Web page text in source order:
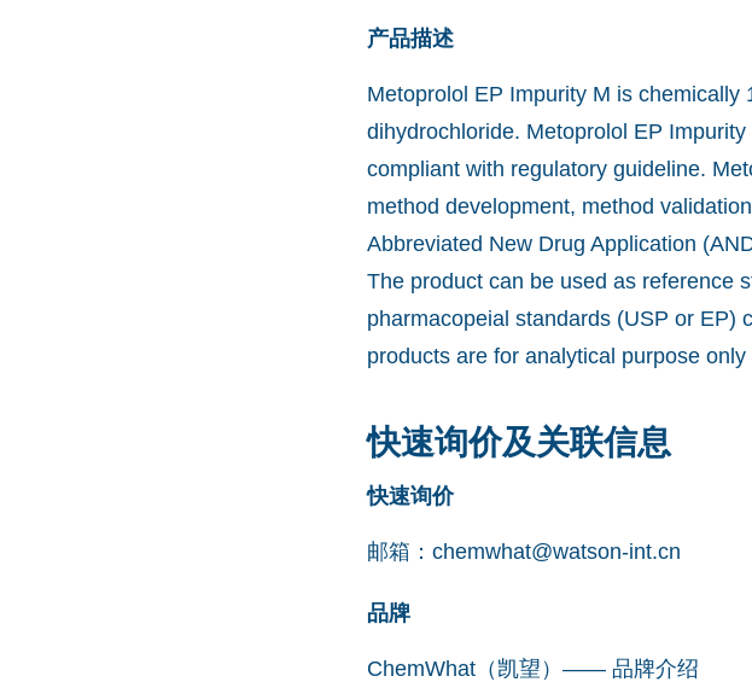
产品描述
Metoprolol EP Impurity M is
dihydrochloride. Metoprolol EP
compliant with regulatory guideline.
method development, method
Abbreviated New Drug Application
The product can be used as reference
pharmacopeial standards (USP or EP)
products are for analytical purpose
快速询价及关联信息
快速询价
邮箱： chemwhat@watson-int.cn
品牌
ChemWhat（凯望）—— 品牌介绍